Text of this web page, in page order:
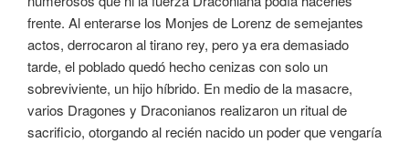
frente. Al enterarse los Monjes de Lorenz de semejantes
actos, derrocaron al tirano rey, pero ya era demasiado
tarde, el poblado quedó hecho cenizas con solo un
sobreviviente, un hijo híbrido. En medio de la masacre,
varios Dragones y Draconianos realizaron un ritual de
sacrificio, otorgando al recién nacido un poder que vengaría